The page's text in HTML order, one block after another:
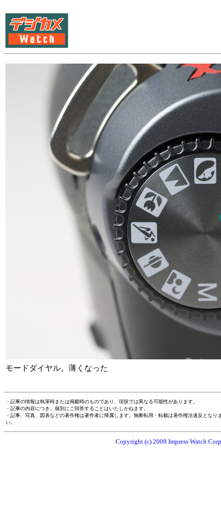
モードダイヤル。薄くなった
・記事の情報は執筆時または掲載時のものであり、現状では異なる可能性があります。
・記事の内容につき、個別にご回答することはいたしかねます。
・記事、写真、図表などの著作権は著作者に帰属します。無断転用・転載は著作権法違反とな
い。
Copyright (c) 2009 Impress Watch